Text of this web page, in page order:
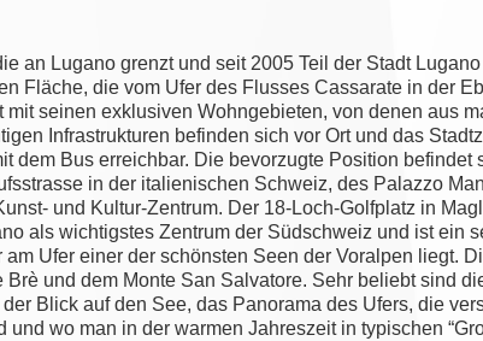
an Lugano grenzt und seit 2005 Teil der Stadt
Fläche, die vom Ufer des Flusses Cassarate in der
mit seinen exklusiven Wohngebieten, von denen aus
Infrastrukturen befinden sich vor Ort und das
dem Bus erreichbar. Die bevorzugte Position befindet
in der italienischen Schweiz, des Palazzo
und Kultur-Zentrum. Der 18-Loch-Golfplatz in
als wichtigstes Zentrum der Südschweiz und ist ein
am Ufer einer der schönsten Seen der Voralpen liegt.
und dem Monte San Salvatore. Sehr beliebt sind
Blick auf den See, das Panorama des Ufers, die
und wo man in der warmen Jahreszeit in typischen